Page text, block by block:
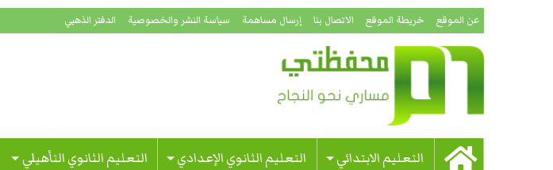
عن الموقع خريطة الموقع الاتصال بنا إرسال مساهمة سياسة النشر والخصوصية الدفتر الذهبي
التعليم الابتدائي التعليم الثانوي الإعدادي التعليم الثانوي التأهيلي